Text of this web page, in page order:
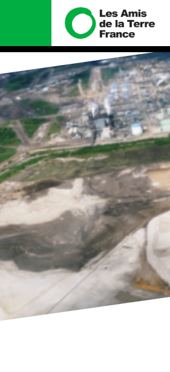
Nous connaître
Histoire
Manifeste
Missions et méthodes
Valeurs
Équipes et
fonctionnement
Le réseau dans le monde
Nos alliés
Je soutiens les Amis de la
Terre